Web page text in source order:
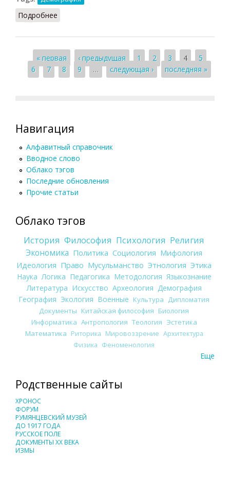
Подробнее
Страницы
« первая ‹ предыдущая 1 2 3 4
5
6
7 8 9 … следующая › последняя »
Навигация
Алфавитный справочник
Вводное слово
Облако тэгов
Последние обновления
Прочие статьи
Облако тэгов
История Философия Психология Религия
Экономика Политика Социология Мифология
Идеология Право Мусульманство Этнология Этика
Наука Логика Педагогика Методология Языкознание
Литература Искусство Археология Демография
География Экология Военные Культура
Дипломатия
Документы Китайская философия Биология
Информатика Антропология Теология Эстетика
Математика Риторика Мировоззрение Архитектура
Физика Феноменология
Еще
Родственные сайты
ХРОНОС
ФОРУМ
РУМЯНЦЕВСКИЙ МУЗЕЙ
ДО 1917 ГОДА
РУССКОЕ ПОЛЕ
ДОКУМЕНТЫ XX ВЕКА
ИЗМЫ